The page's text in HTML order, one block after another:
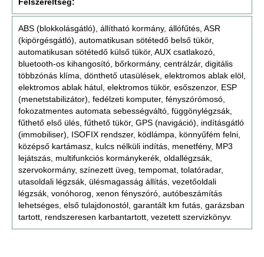
ABS (blokkolásgátló), állítható kormány, állófűtés, ASR
(kipörgésgátló), automatikusan sötétedő belső tükör,
automatikusan sötétedő külső tükör, AUX csatlakozó,
bluetooth-os kihangosító, bőrkormány, centrálzár, digitális
többzónás klíma, dönthető utasülések, elektromos ablak elöl,
elektromos ablak hátul, elektromos tükör, esőszenzor, ESP
(menetstabilizátor), fedélzeti komputer, fényszórómosó,
fokozatmentes automata sebességváltó, függönylégzsák,
fűthető első ülés, fűthető tükör, GPS (navigáció), indításgátló
(immobiliser), ISOFIX rendszer, ködlámpa, könnyűfém felni,
középső kartámasz, kulcs nélküli indítás, menetfény, MP3
lejátszás, multifunkciós kormánykerék, oldallégzsák,
szervokormány, színezett üveg, tempomat, tolatóradar,
utasoldali légzsák, ülésmagasság állítás, vezetőoldali
légzsák, vonóhorog, xenon fényszóró, autóbeszámítás
lehetséges, első tulajdonostól, garantált km futás, garázsban
tartott, rendszeresen karbantartott, vezetett szervizkönyv.